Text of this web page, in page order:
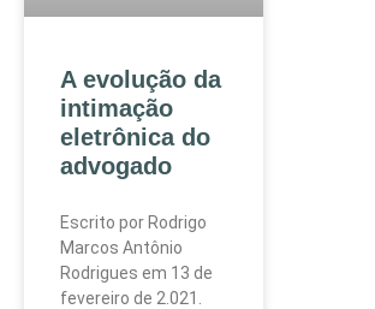
A evolução da
intimação
eletrônica do
advogado
Escrito por Rodrigo
Marcos Antônio
Rodrigues em 13 de
fevereiro de 2.021.